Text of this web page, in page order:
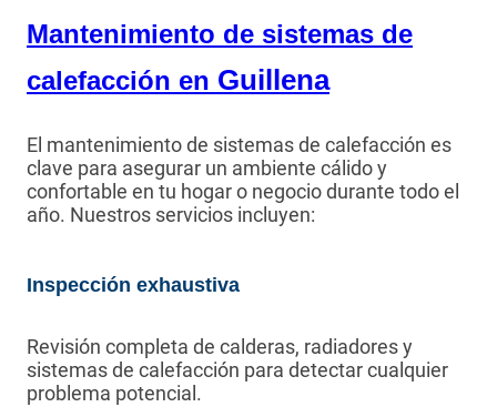
Mantenimiento de sistemas de
calefacción en Guillena
El mantenimiento de sistemas de calefacción es
clave para asegurar un ambiente cálido y
confortable en tu hogar o negocio durante todo el
año. Nuestros servicios incluyen:
Inspección exhaustiva
Revisión completa de calderas, radiadores y
sistemas de calefacción para detectar cualquier
problema potencial.